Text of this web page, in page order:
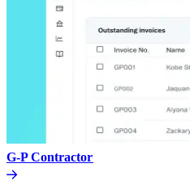
G-P Contractor​​